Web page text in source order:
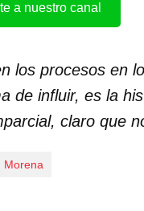
a nuestro canal
los procesos en
de influir, es la
claro que
Morena